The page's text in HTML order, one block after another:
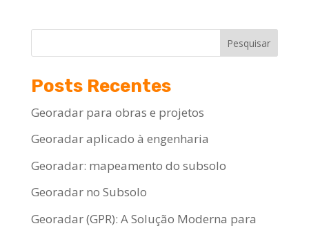
Pesquisar
Posts Recentes
Georadar para obras e projetos
Georadar aplicado à engenharia
Georadar: mapeamento do subsolo
Georadar no Subsolo
Georadar (GPR): A Solução Moderna para